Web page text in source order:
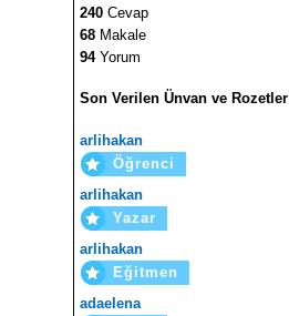
240 Cevap
68 Makale
94Yorum
Son Verilen Ünvan ve Rozetler
arlihakan
Öğrenci
arlihakan
Yazar
arlihakan
Eğitmen
adaelena